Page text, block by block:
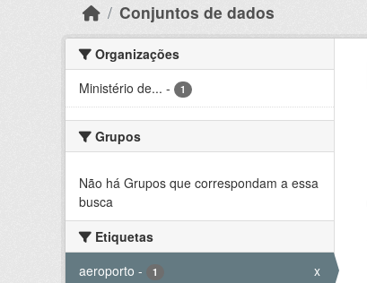
Conjuntos de dados
Organizações
Ministério de... - 1
Grupos
Não há Grupos que correspondam a essa
busca
Etiquetas
aeroporto - 1 x